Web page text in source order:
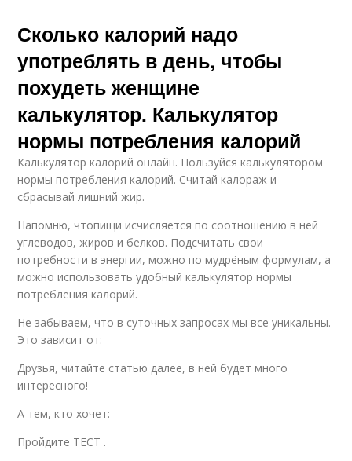
Сколько калорий надо
употреблять в день, чтобы
похудеть женщине
калькулятор. Калькулятор
нормы потребления калорий
Калькулятор калорий онлайн. Пользуйся калькулятором
нормы потребления калорий. Считай калораж и
сбрасывай лишний жир.
Напомню, чтопищи исчисляется по соотношению в ней
углеводов, жиров и белков. Подсчитать свои
потребности в энергии, можно по мудрёным формулам, а
можно использовать удобный калькулятор нормы
потребления калорий.
Не забываем, что в суточных запросах мы все уникальны.
Это зависит от:
Друзья, читайте статью далее, в ней будет много
интересного!
А тем, кто хочет:
Пройдите ТЕСТ .